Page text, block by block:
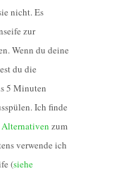
nicht. Es
zur
Wenn du deine
du die
5 Minuten
Ich finde
Alternativen zum
verwende ich
(siehe